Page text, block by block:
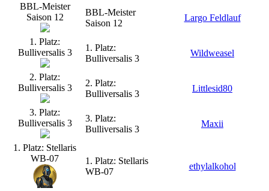
BBL-Meister
Saison 12
BBL-Meister
Saison 12
Largo Feldlauf
1. Platz:
Bulliversalis 3
1. Platz:
Bulliversalis 3
Wildweasel
2. Platz:
Bulliversalis 3
2. Platz:
Bulliversalis 3
Littlesid80
3. Platz:
Bulliversalis 3
3. Platz:
Bulliversalis 3
Maxii
1. Platz: Stellaris
WB-07
1. Platz: Stellaris
WB-07
ethylalkohol